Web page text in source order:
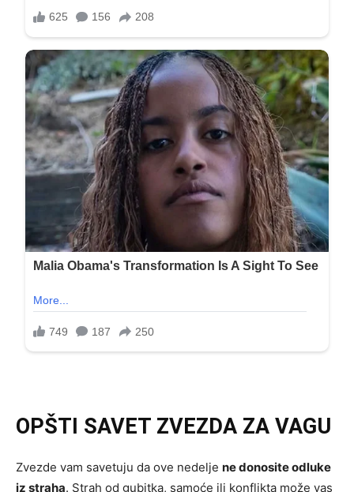
OPŠTI SAVET ZVEZDA ZA VAGU
Zvezde vam savetuju da ove nedelje ne donosite odluke
iz straha. Strah od gubitka, samoće ili konflikta može vas